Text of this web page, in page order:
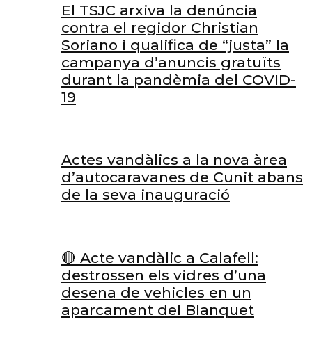
El TSJC arxiva la denúncia
contra el regidor Christian
Soriano i qualifica de “justa” la
campanya d’anuncis gratuïts
durant la pandèmia del COVID-
19
Actes vandàlics a la nova àrea
d’autocaravanes de Cunit abans
de la seva inauguració
🔴 Acte vandàlic a Calafell:
destrossen els vidres d’una
desena de vehicles en un
aparcament del Blanquet